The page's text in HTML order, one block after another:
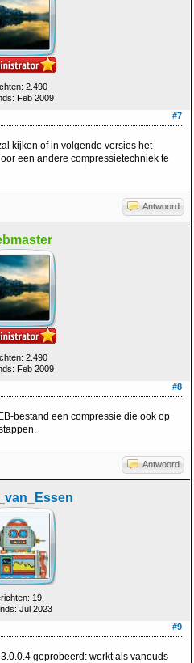
2.490
Feb 2009
#7
kijken of in volgende versies het
een andere compressietechniek te
Antwoord
2.490
Feb 2009
#8
bestand een compressie die ook op
Antwoord
19
Jul 2023
#9
geprobeerd: werkt als vanouds